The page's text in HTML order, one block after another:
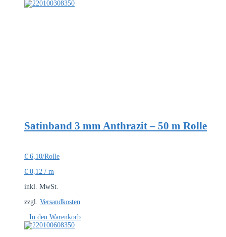
Satinband 3 mm Anthrazit – 50 m Rolle
€ 6,10/Rolle
€ 0,12 / m
inkl. MwSt.
zzgl. Versandkosten
In den Warenkorb